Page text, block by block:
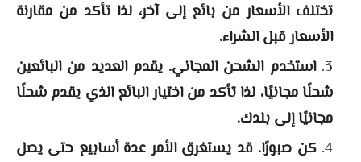
تختلف الأسعار من بائع إلى آخر، لذا تأكد من مقارنة
الأسعار قبل الشراء.
استخدم الشحن المجاني. يقدم العديد من البائعين
شحنًا مجانيًا، لذا تأكد من اختيار البائع الذي يقدم شحنًا
مجانيًا إلى بلدك.
كن صبورًا. قد يستغرق الأمر عدة أسابيع حتى يصل